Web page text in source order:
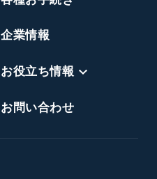
企業情報
お役立ち情報
お問い合わせ